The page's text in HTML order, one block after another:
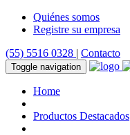
Quiénes somos
Registre su empresa
(55) 5516 0328 | Contacto
Toggle navigation
Home
Productos Destacados